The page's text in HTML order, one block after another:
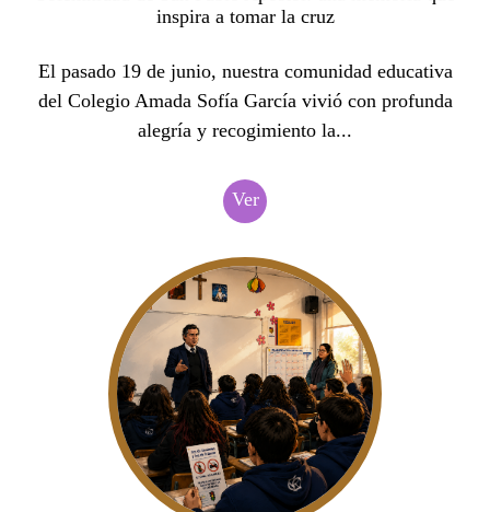
inspira a tomar la cruz
El pasado 19 de junio, nuestra comunidad educativa
del Colegio Amada Sofía García vivió con profunda
alegría y recogimiento la...
Ver